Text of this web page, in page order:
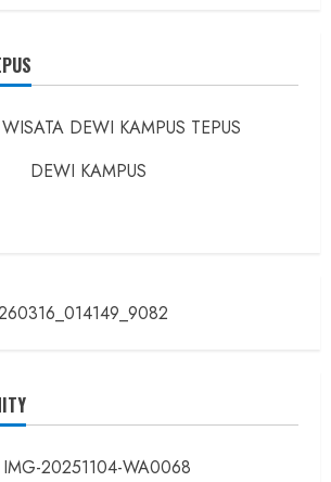
DEWI KAMPUS